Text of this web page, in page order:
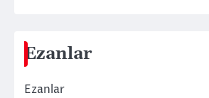
Ezanlar
Ezanlar